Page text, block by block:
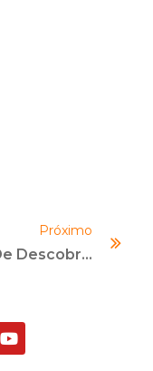
Próximo
Hora De Descobrir Quem Realmente Sabe